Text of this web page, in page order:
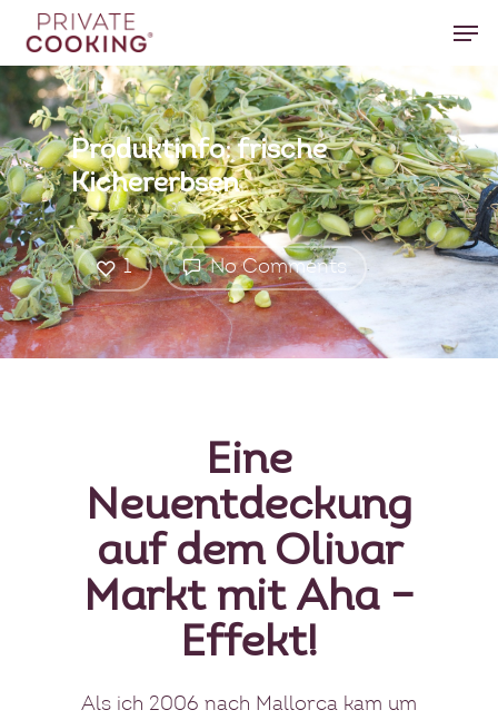
Hit enter to search or ESC to close
Produktinfo: frische
Kichererbsen
No Comments
1
Eine
Neuentdeckung
auf dem Olivar
Markt mit Aha –
Effekt!
Als ich 2006 nach Mallorca kam um